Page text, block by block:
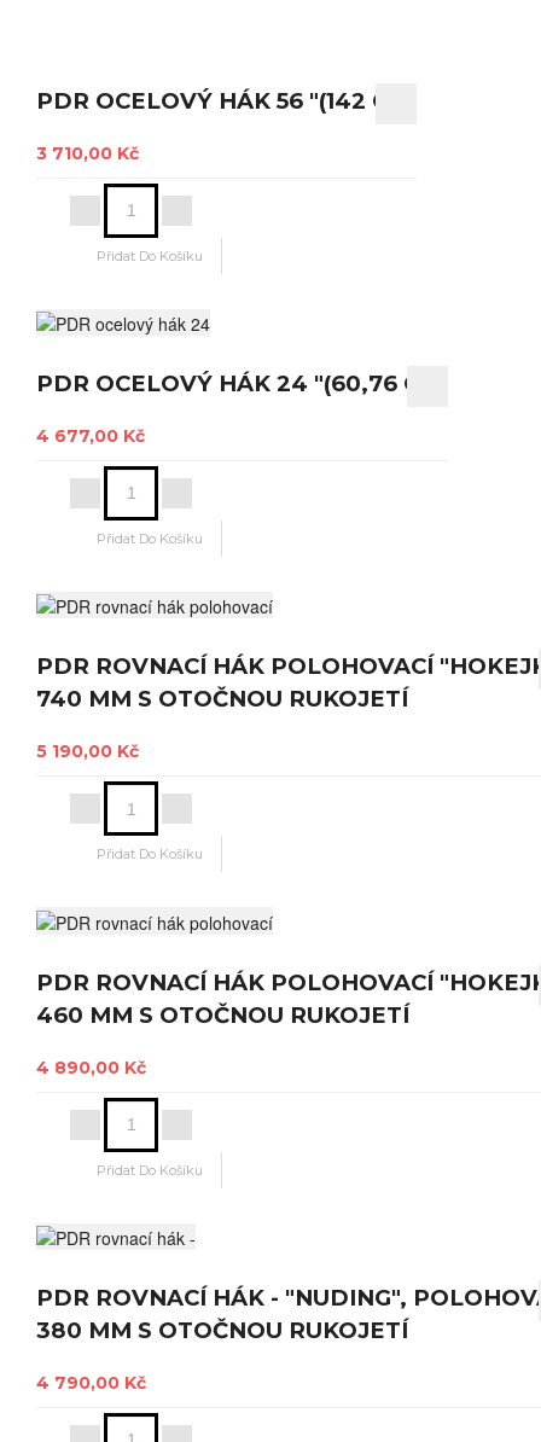
PDR OCELOVÝ HÁK 56 "(142 CM)
3 710,00 Kč
PDR OCELOVÝ HÁK 24 "(60,76 CM)
4 677,00 Kč
PDR ROVNACÍ HÁK POLOHOVACÍ
740 MM S OTOČNOU RUKOJETÍ
5 190,00 Kč
PDR ROVNACÍ HÁK POLOHOVACÍ
460 MM S OTOČNOU RUKOJETÍ
4 890,00 Kč
PDR ROVNACÍ HÁK - "NUDING",
380 MM S OTOČNOU RUKOJETÍ
4 790,00 Kč